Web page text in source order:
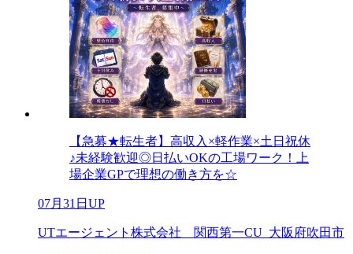
【急募★転生者】高収入×軽作業×土日祝休
♪未経験歓迎◎日払いOKの工場ワーク！上
場企業GPで理想の働き方を☆
07月31日UP
UTエージェント株式会社 関西第一CU_大阪府吹田市